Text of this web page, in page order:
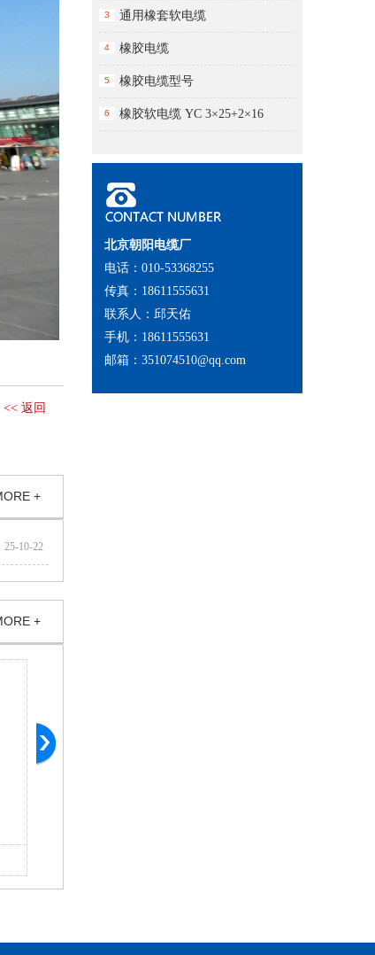
<< 返回
+
25-10-22
+
3 通用橡套软电缆
4 橡胶电缆
5 橡胶电缆型号
6 橡胶软电缆 YC 3×25+2×16
北京朝阳电缆厂
电话：010-53368255
传真：18611555631
联系人：邱天佑
手机：18611555631
邮箱：351074510@qq.com